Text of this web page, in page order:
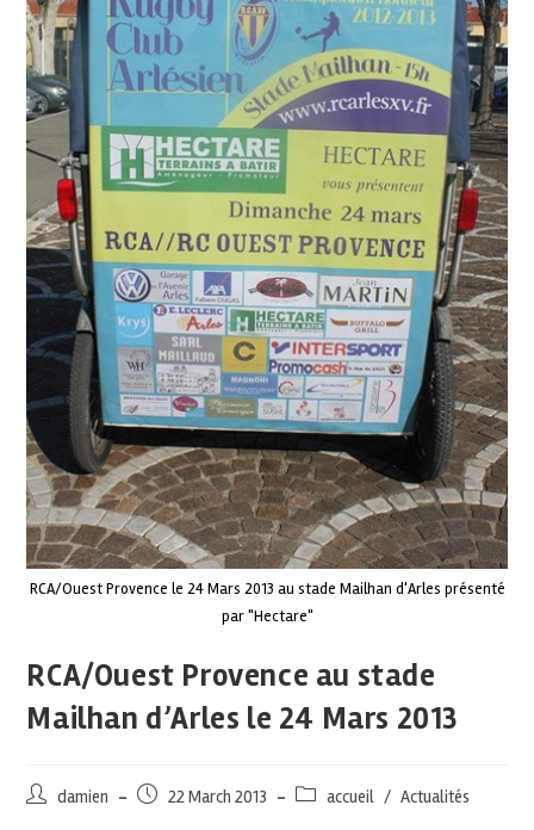
RCA/Ouest Provence le 24 Mars 2013 au stade Mailhan d'Arles présenté
par "Hectare"
RCA/Ouest Provence au stade
Mailhan d’Arles le 24 Mars 2013
damien 22 March 2013 accueil / Actualités